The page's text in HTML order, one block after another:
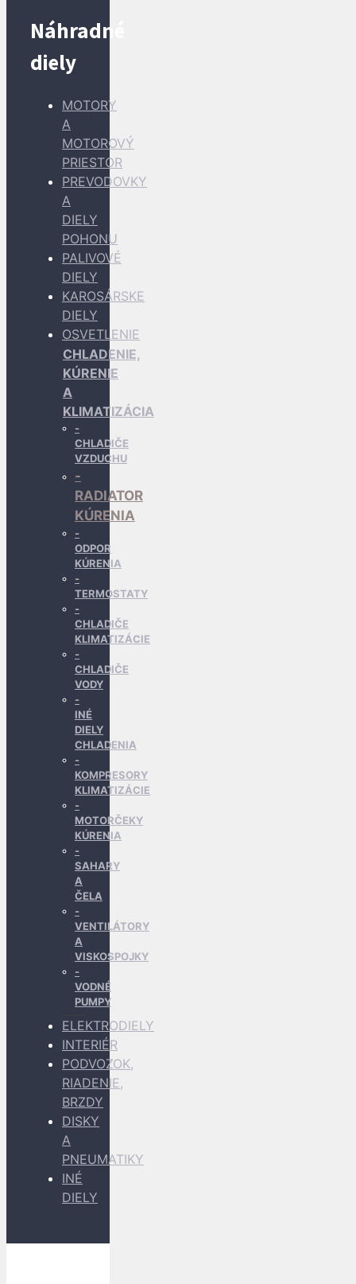
Náhradné
diely
MOTORY
A
MOTOROVÝ
PRIESTOR
PREVODOVKY
A
DIELY
POHONU
PALIVOVÉ
DIELY
KAROSÁRSKE
DIELY
OSVETLENIE
CHLADENIE,
KÚRENIE
A
KLIMATIZÁCIA
CHLADIČE
VZDUCHU
RADIATOR
KÚRENIA
ODPOR
KÚRENIA
TERMOSTATY
CHLADIČE
KLIMATIZÁCIE
CHLADIČE
VODY
INÉ
DIELY
CHLADENIA
KOMPRESORY
KLIMATIZÁCIE
MOTORČEKY
KÚRENIA
SAHARY
A
ČELA
VENTILÁTORY
A
VISKOSPOJKY
VODNÉ
PUMPY
ELEKTRODIELY
INTERIÉR
PODVOZOK,
RIADENIE,
BRZDY
DISKY
A
PNEUMATIKY
INÉ
DIELY